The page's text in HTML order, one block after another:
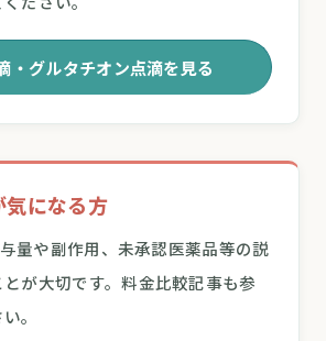
・グルタチオン点滴を見る
になる方
量や副作用、未承認医薬品等の説
が大切です。料金比較記事も参
。